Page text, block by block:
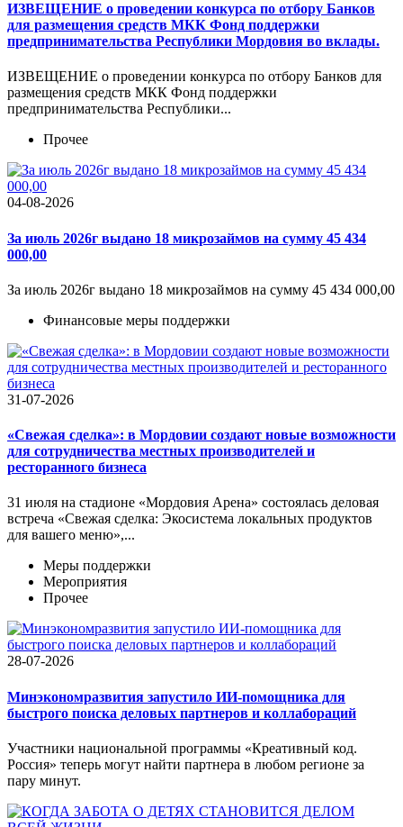
ИЗВЕЩЕНИЕ о проведении конкурса по отбору Банков
для размещения средств МКК Фонд поддержки
предпринимательства Республики Мордовия во вклады.
ИЗВЕЩЕНИЕ о проведении конкурса по отбору Банков для
размещения средств МКК Фонд поддержки
предпринимательства Республики...
Прочее
04-08-2026
За июль 2026г выдано 18 микрозаймов на сумму 45 434
000,00
За июль 2026г выдано 18 микрозаймов на сумму 45 434 000,00
Финансовые меры поддержки
31-07-2026
«Свежая сделка»: в Мордовии создают новые возможности
для сотрудничества местных производителей и
ресторанного бизнеса
31 июля на стадионе «Мордовия Арена» состоялась деловая
встреча «Свежая сделка: Экосистема локальных продуктов
для вашего меню»,...
Меры поддержки
Мероприятия
Прочее
28-07-2026
Минэкономразвития запустило ИИ-помощника для
быстрого поиска деловых партнеров и коллабораций
Участники национальной программы «Креативный код.
Россия» теперь могут найти партнера в любом регионе за
пару минут.